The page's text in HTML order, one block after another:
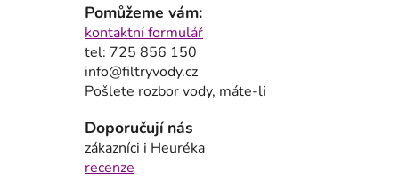
Pomůžeme vám:
kontaktní formulář
tel: 725 856 150
info@filtryvody.cz
Pošlete rozbor vody, máte-li
Doporučují nás
zákazníci i Heuréka
recenze